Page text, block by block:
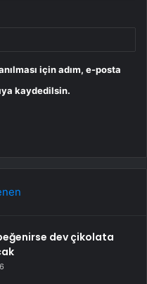
için adım, e-posta
kaydedilsin.
dev çikolata